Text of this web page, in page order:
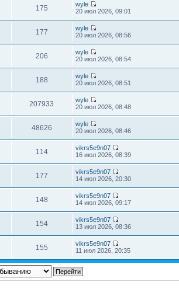
175
wyle
20 июл 2026, 09:01
177
wyle
20 июл 2026, 08:56
206
wyle
20 июл 2026, 08:54
188
wyle
20 июл 2026, 08:51
207933
wyle
20 июл 2026, 08:48
48626
wyle
20 июл 2026, 08:46
114
vikrs5e9n07
16 июл 2026, 08:39
177
vikrs5e9n07
14 июл 2026, 20:30
148
vikrs5e9n07
14 июл 2026, 09:17
154
vikrs5e9n07
13 июл 2026, 08:36
155
vikrs5e9n07
11 июл 2026, 20:35